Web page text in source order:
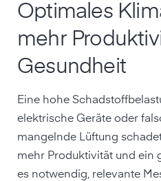
Optimales
mehr
Gesundheit
Eine hohe
elektrische Geräte oder
mangelnde Lüftung
mehr Produktivität und ein
es notwendig, relevante